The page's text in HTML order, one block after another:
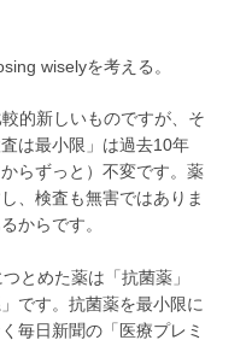
wiselyを考える。
的新しいものですが、そ
は最小限」は過去10年
らずっと）不変です。薬
、検査も無害ではありま
からです。
とめた薬は「抗菌薬」
です。抗菌薬を最小限に
毎日新聞の「医療プレミ